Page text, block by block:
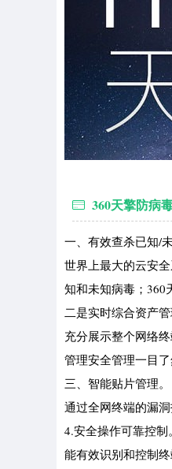
360天擎防病
一、有效查杀已知/未
世界上最大的云安
知和未知病毒；360
二是实时综合资产管
充分展示整个网络
管理安全管理一目了
三、智能贴片管理。
通过全网终端的漏
4.安全操作可靠控制。
能有效识别和控制